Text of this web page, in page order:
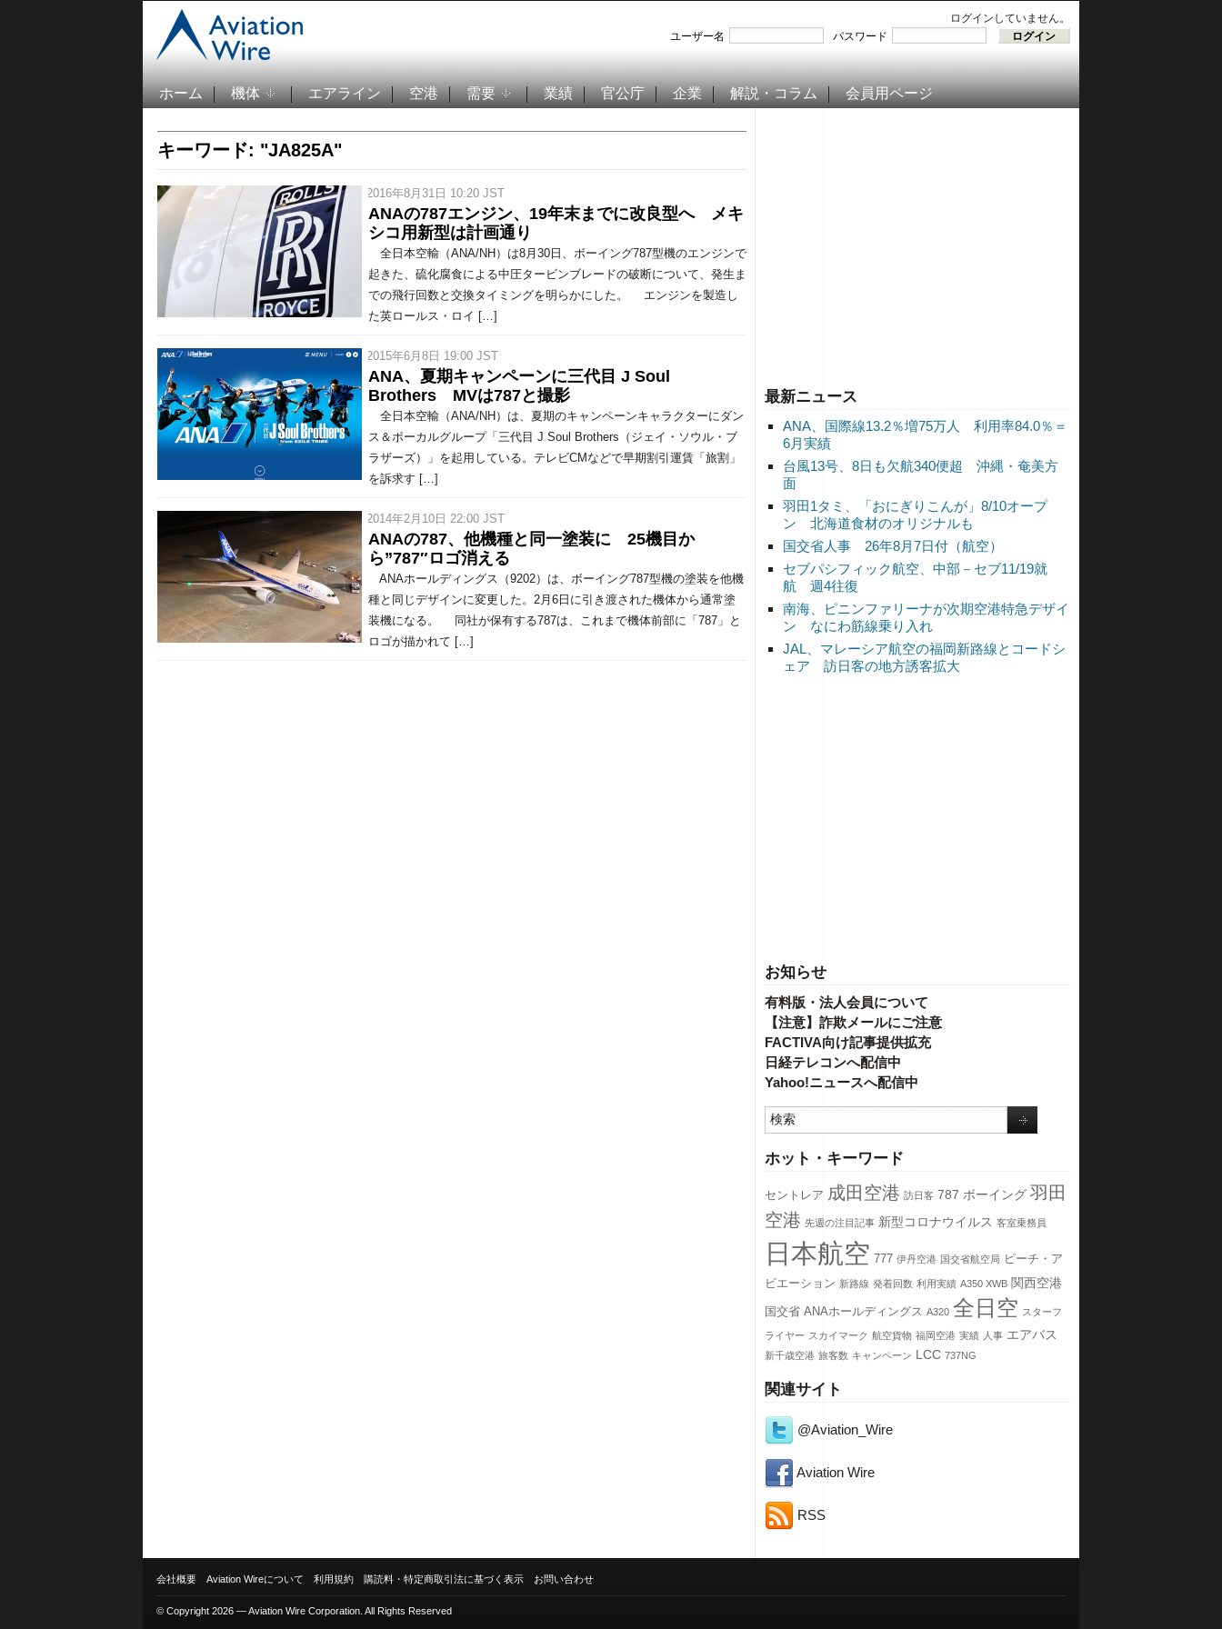
ログインしていません。
ユーザー名
パスワード
ホーム 機体 エアライン 空港 需要 業績 官公庁 企業 解説・コラム 会員用ページ
最新ニュース
ANA、国際線13.2％増75万人 利用率84.0％＝
6月実績
台風13号、8日も欠航340便超 沖縄・奄美方
面
羽田1タミ、「おにぎりこんが」8/10オープ
ン 北海道食材のオリジナルも
国交省人事 26年8月7日付（航空）
セブパシフィック航空、中部－セブ11/19就
航 週4往復
南海、ピニンファリーナが次期空港特急デザイ
ン なにわ筋線乗り入れ
JAL、マレーシア航空の福岡新路線とコードシ
ェア 訪日客の地方誘客拡大
お知らせ
有料版・法人会員について
【注意】詐欺メールにご注意
FACTIVA向け記事提供拡充
日経テレコンへ配信中
Yahoo!ニュースへ配信中
ホット・キーワード
セントレア 成田空港 訪日客 787 ボーイング 羽田
空港 先週の注目記事 新型コロナウイルス 客室乗務員
日本航空 777 伊丹空港 国交省航空局
ピーチ・ア
ビエーション 新路線 発着回数 利用実績 A350 XWB 関西空港
国交省 ANAホールディングス A320 全日空 スターフ
ライヤー スカイマーク 航空貨物 福岡空港 実績 人事 エアバス
新千歳空港 旅客数 キャンペーン LCC 737NG
関連サイト
@Aviation_Wire
Aviation Wire
RSS
キーワード: "JA825A"
/ 2016年8月31日 10:20 JST
ANAの787エンジン、19年末までに改良型へ メキ
シコ用新型は計画通り
全日本空輸（ANA/NH）は8月30日、ボーイング787型機のエンジンで
起きた、硫化腐食による中圧タービンブレードの破断について、発生ま
での飛行回数と交換タイミングを明らかにした。 エンジンを製造し
た英ロールス・ロイ […]
/ 2015年6月8日 19:00 JST
ANA、夏期キャンペーンに三代目 J Soul
Brothers MVは787と撮影
全日本空輸（ANA/NH）は、夏期のキャンペーンキャラクターにダン
ス＆ボーカルグループ「三代目 J Soul Brothers（ジェイ・ソウル・ブ
ラザーズ）」を起用している。テレビCMなどで早期割引運賃「旅割」
を訴求す […]
/ 2014年2月10日 22:00 JST
ANAの787、他機種と同一塗装に 25機目か
ら”787″ロゴ消える
ANAホールディングス（9202）は、ボーイング787型機の塗装を他機
種と同じデザインに変更した。2月6日に引き渡された機体から通常塗
装機になる。 同社が保有する787は、これまで機体前部に「787」と
ロゴが描かれて […]
会社概要 Aviation Wireについて 利用規約 購読料・特定商取引法に基づく表示 お問い合わせ
© Copyright 2026 — Aviation Wire Corporation. All Rights Reserved